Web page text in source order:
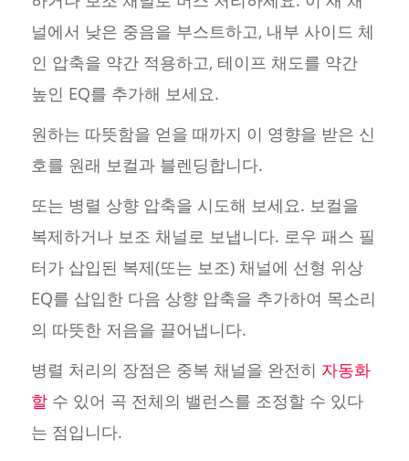
널에서 낮은 중음을 부스트하고, 내부 사이드 체
인 압축을 약간 적용하고, 테이프 채도를 약간
높인 EQ를 추가해 보세요.
원하는 따뜻함을 얻을 때까지 이 영향을 받은 신
호를 원래 보컬과 블렌딩합니다.
또는 병렬 상향 압축을 시도해 보세요. 보컬을
복제하거나 보조 채널로 보냅니다. 로우 패스 필
터가 삽입된 복제(또는 보조) 채널에 선형 위상
EQ를 삽입한 다음 상향 압축을 추가하여 목소리
의 따뜻한 저음을 끌어냅니다.
병렬 처리의 장점은 중복 채널을 완전히 자동화
할수 있어 곡 전체의 밸런스를 조정할 수 있다
는 점입니다.